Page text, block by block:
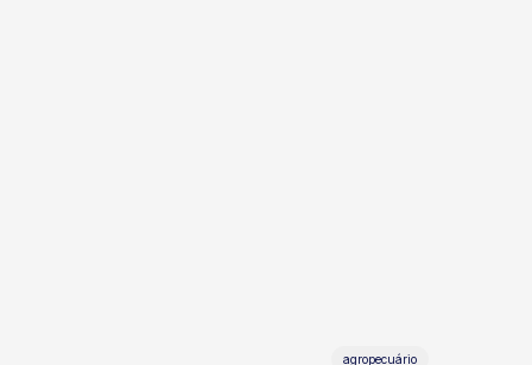
agropecuário